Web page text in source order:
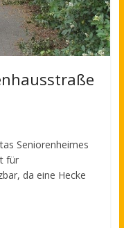
Seniorenheimes
für
da eine Hecke